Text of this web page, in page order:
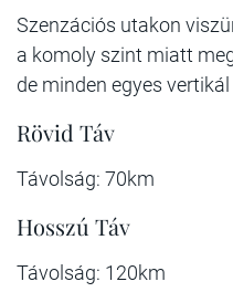
Szenzációs utakon
a komoly szint miatt
de minden egyes
Rövid Táv
Távolság: 70km
Hosszú Táv
Távolság: 120km